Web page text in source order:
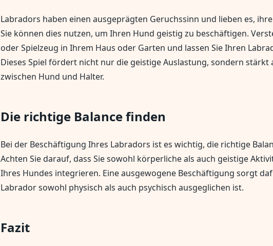
Labradors haben einen ausgeprägten Geruchssinn und lieben es,
Sie können dies nutzen, um Ihren Hund geistig zu beschäftigen.
oder Spielzeug in Ihrem Haus oder Garten und lassen Sie Ihren
Dieses Spiel fördert nicht nur die geistige Auslastung, sondern stärkt
zwischen Hund und Halter.
Die richtige Balance finden
Bei der Beschäftigung Ihres Labradors ist es wichtig, die richtige
Achten Sie darauf, dass Sie sowohl körperliche als auch geistige
Ihres Hundes integrieren. Eine ausgewogene Beschäftigung sorgt
Labrador sowohl physisch als auch psychisch ausgeglichen ist.
Fazit